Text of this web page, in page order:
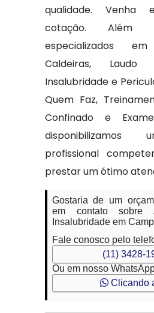
qualidade.
cotação. Além
especializados
Caldeiras,
Insalubridade e
Quem Faz,
Confinado e
disponibilizamos
profissional
prestar um ótimo
Gostaria de um
em contato sobre
Insalubridade em
Fale conosco pelo
(11) 3428-
Ou em nosso
Clicando